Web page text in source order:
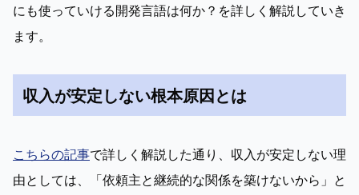
にも使っていける開発言語は何か？を詳しく解説していき
ます。
収入が安定しない根本原因とは
こちらの記事で詳しく解説した通り、収入が安定しない理
由としては、「依頼主と継続的な関係を築けないから」と